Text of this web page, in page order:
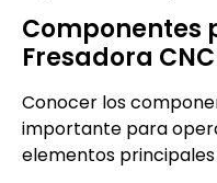
Componentes
Fresadora
Conocer los
importante para
elementos principales